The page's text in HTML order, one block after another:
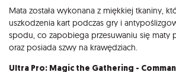
Mata została wykonana z miękkiej tkaniny,
uszkodzenia kart podczas gry i
spodu, co zapobiega przesuwaniu się maty
oraz posiada szwy na krawędziach.
Ultra Pro: Magic the Gathering -